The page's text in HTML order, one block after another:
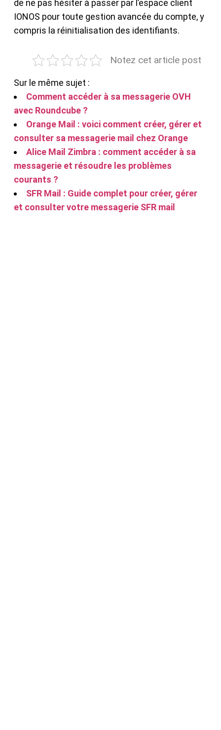
de ne pas hésiter à passer par l’espace client
IONOS pour toute gestion avancée du compte, y
compris la réinitialisation des identifiants.
Notez cet article post
Sur le même sujet :
Comment accéder à sa messagerie OVH
avec Roundcube ?
Orange Mail : voici comment créer, gérer et
consulter sa messagerie mail chez Orange
Alice Mail Zimbra : comment accéder à sa
messagerie et résoudre les problèmes
courants ?
SFR Mail : Guide complet pour créer, gérer
et consulter votre messagerie SFR mail